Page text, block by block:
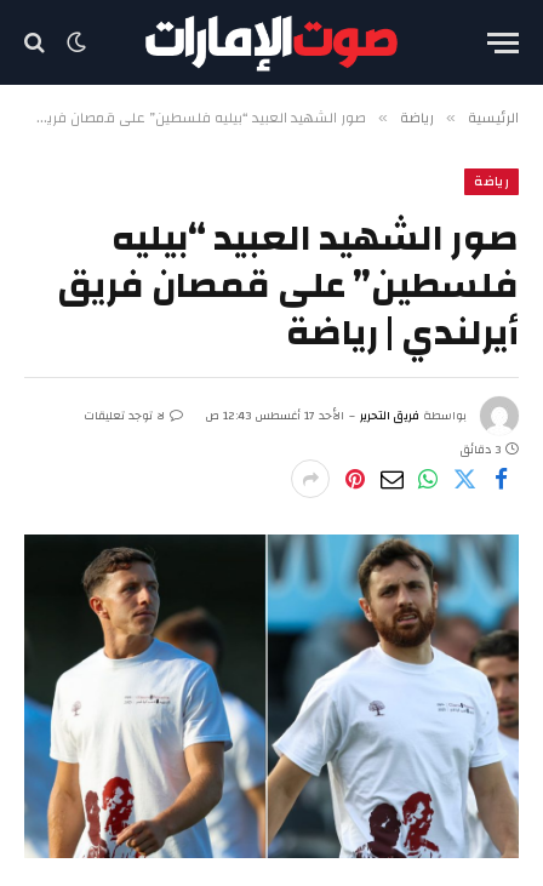
الرئيسية » رياضة » صور الشهيد العبيد “بيليه فلسطين” على قمصان فريق أيرلندي | رياضة
رياضة
صور الشهيد العبيد “بيليه
فلسطين” على قمصان فريق
أيرلندي | رياضة
بواسطة فريق التحرير الأحد 17 أغسطس 12:43 ص
لا توجد تعليقات
3 دقائق